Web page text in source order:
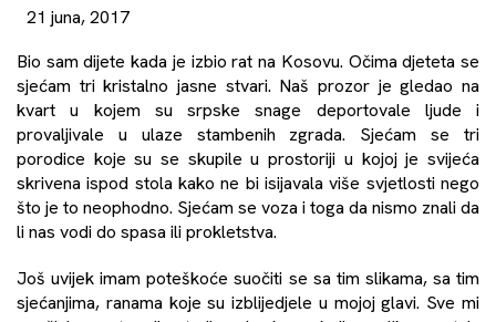
21 juna, 2017
Bio sam dijete kada je izbio rat na Kosovu. Očima djeteta se
sjećam tri kristalno jasne stvari. Naš prozor je gledao na
kvart u kojem su srpske snage deportovale ljude i
provaljivale u ulaze stambenih zgrada. Sjećam se tri
porodice koje su se skupile u prostoriji u kojoj je svijeća
skrivena ispod stola kako ne bi isijavala više svjetlosti nego
što je to neophodno. Sjećam se voza i toga da nismo znali da
li nas vodi do spasa ili prokletstva.
Još uvijek imam poteškoće suočiti se sa tim slikama, sa tim
sjećanjima, ranama koje su izblijedjele u mojoj glavi. Sve mi